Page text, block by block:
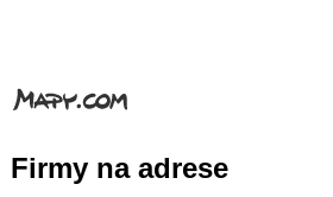
Firmy na adrese